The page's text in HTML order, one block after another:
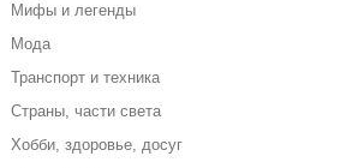
Мифы и легенды
Мода
Транспорт и техника
Страны, части света
Хобби, здоровье, досуг